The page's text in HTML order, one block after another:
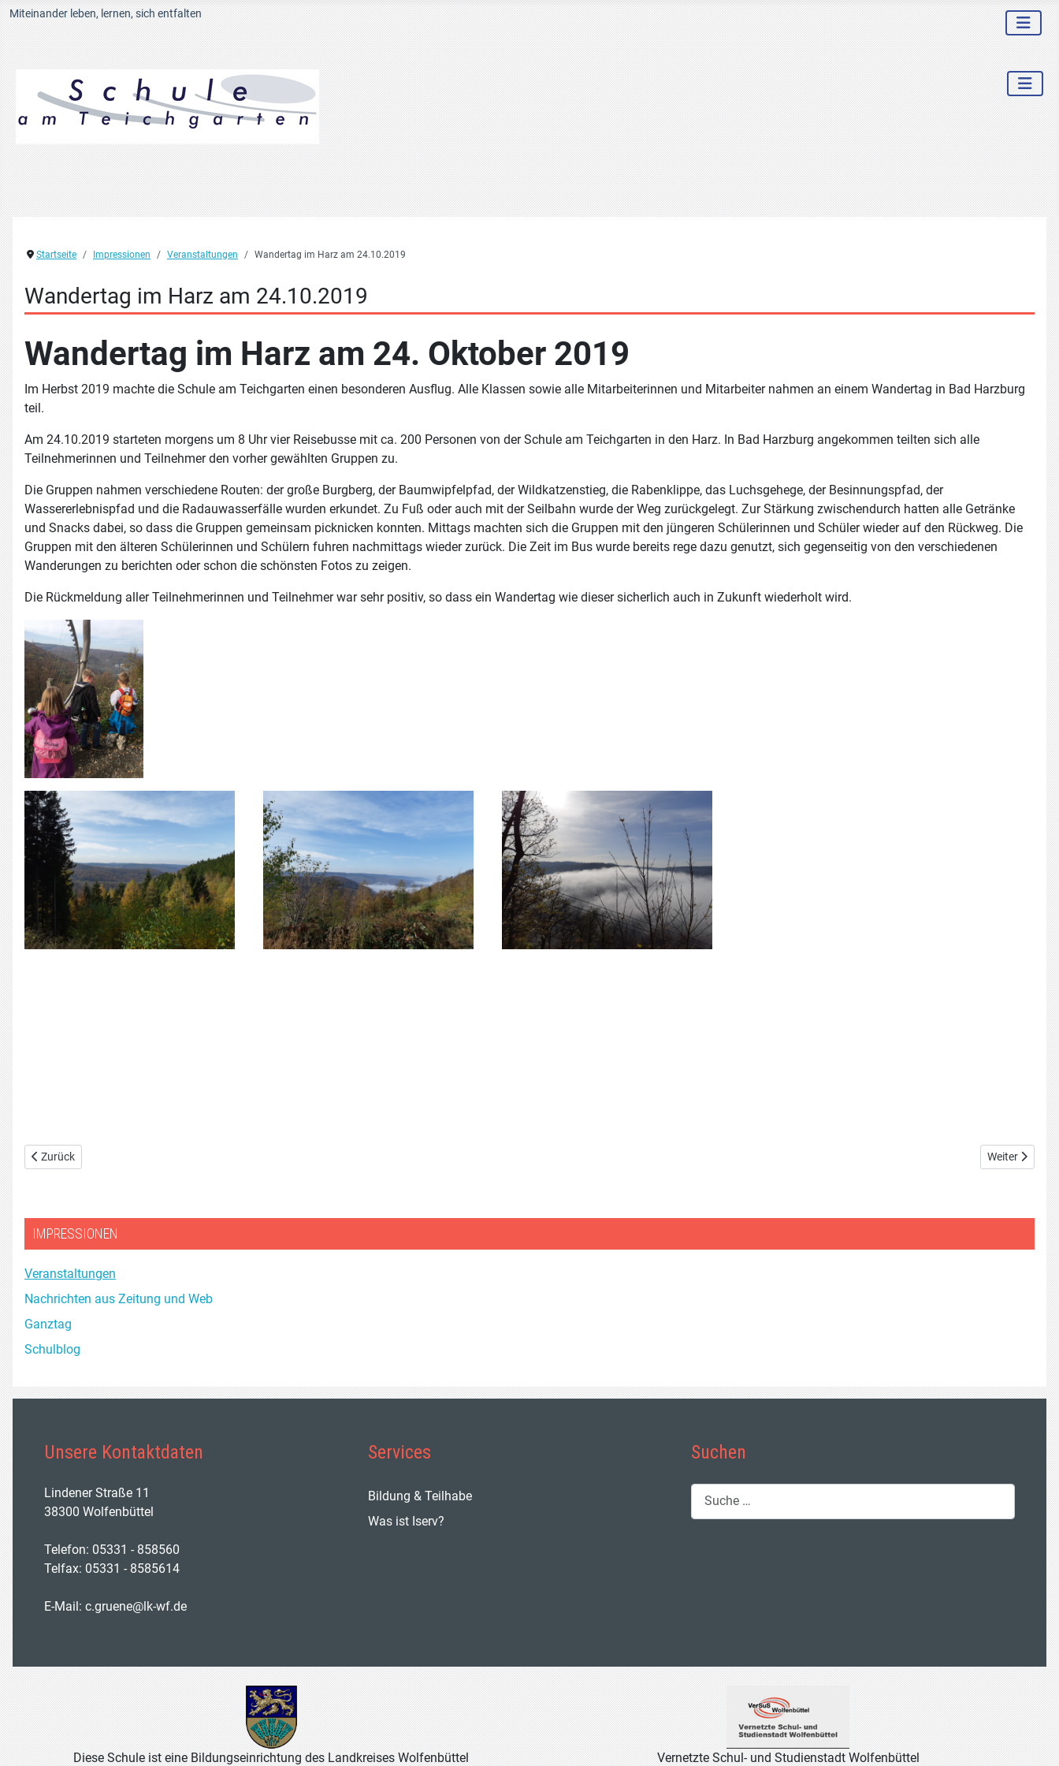
Miteinander leben, lernen, sich entfalten
IMPRESSIONEN
Veranstaltungen
Nachrichten aus Zeitung und Web
Ganztag
Schulblog
Startseite Impressionen Veranstaltungen Wandertag im Harz am 24.10.2019
Wandertag im Harz am 24.10.2019
Wandertag im Harz am 24. Oktober 2019
Im Herbst 2019 machte die Schule am Teichgarten einen besonderen Ausflug. Alle Klassen sowie alle Mitarbeiterinnen und Mitarbeiter nahmen an einem Wandertag in Bad Harzburg
teil.
Am 24.10.2019 starteten morgens um 8 Uhr vier Reisebusse mit ca. 200 Personen von der Schule am Teichgarten in den Harz. In Bad Harzburg angekommen teilten sich alle
Teilnehmerinnen und Teilnehmer den vorher gewählten Gruppen zu.
Die Gruppen nahmen verschiedene Routen: der große Burgberg, der Baumwipfelpfad, der Wildkatzenstieg, die Rabenklippe, das Luchsgehege, der Besinnungspfad, der
Wassererlebnispfad und die Radauwasserfälle wurden erkundet. Zu Fuß oder auch mit der Seilbahn wurde der Weg zurückgelegt. Zur Stärkung zwischendurch hatten alle Getränke
und Snacks dabei, so dass die Gruppen gemeinsam picknicken konnten. Mittags machten sich die Gruppen mit den jüngeren Schülerinnen und Schüler wieder auf den Rückweg. Die
Gruppen mit den älteren Schülerinnen und Schülern fuhren nachmittags wieder zurück. Die Zeit im Bus wurde bereits rege dazu genutzt, sich gegenseitig von den verschiedenen
Wanderungen zu berichten oder schon die schönsten Fotos zu zeigen.
Die Rückmeldung aller Teilnehmerinnen und Teilnehmer war sehr positiv, so dass ein Wandertag wie dieser sicherlich auch in Zukunft wiederholt wird.
Vorheriger Beitrag: Einschulung Fotos
Zurück Nächster
Weiter
Unsere Kontaktdaten
Lindener Straße 11
38300 Wolfenbüttel
Telefon: 05331 - 858560
Telfax: 05331 - 8585614
E-Mail: c.gruene@lk-wf.de
Services
Bildung & Teilhabe
Was ist Iserv?
Suchen
Suchen
Diese Schule ist eine Bildungseinrichtung des Landkreises Wolfenbüttel Vernetzte Schul- und Studienstadt Wolfenbüttel